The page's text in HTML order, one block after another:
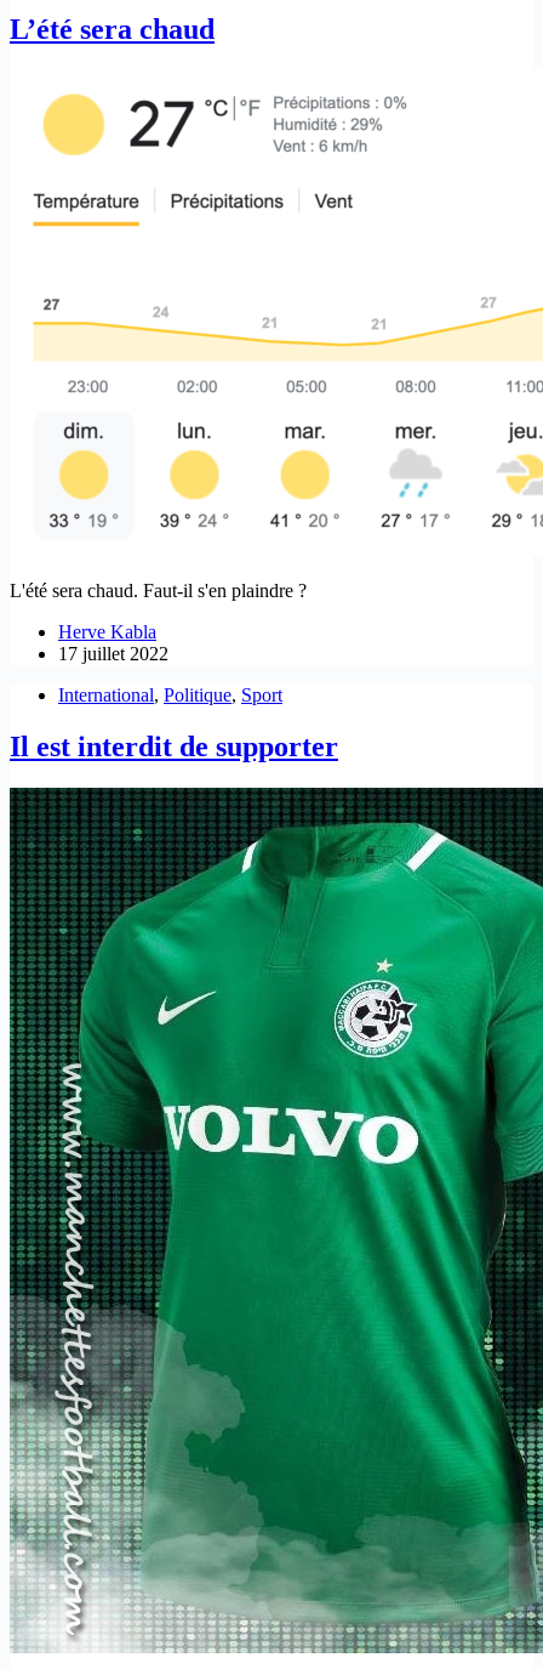
L’été sera chaud
L'été sera chaud. Faut-il s'en plaindre ?
Herve Kabla
17 juillet 2022
International, Politique, Sport
Il est interdit de supporter